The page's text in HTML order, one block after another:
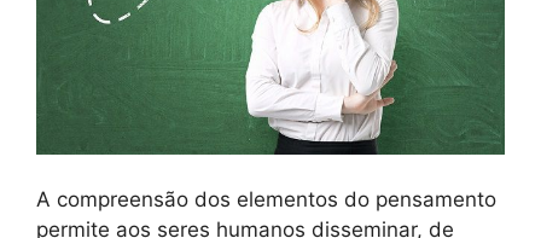
A compreensão dos elementos do pensamento
permite aos seres humanos disseminar, de